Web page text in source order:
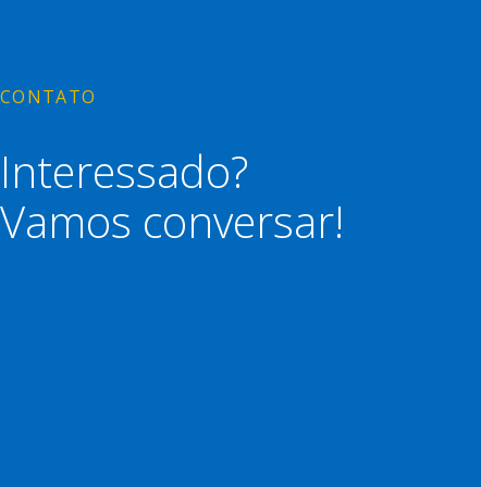
CONTATO
Interessado?
Vamos conversar!